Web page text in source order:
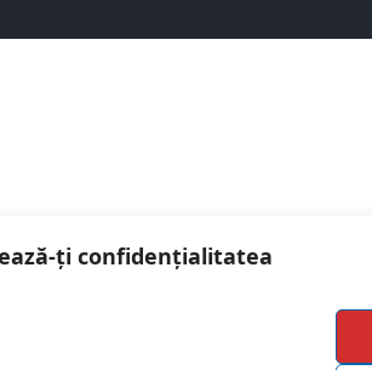
ți confidențialitatea